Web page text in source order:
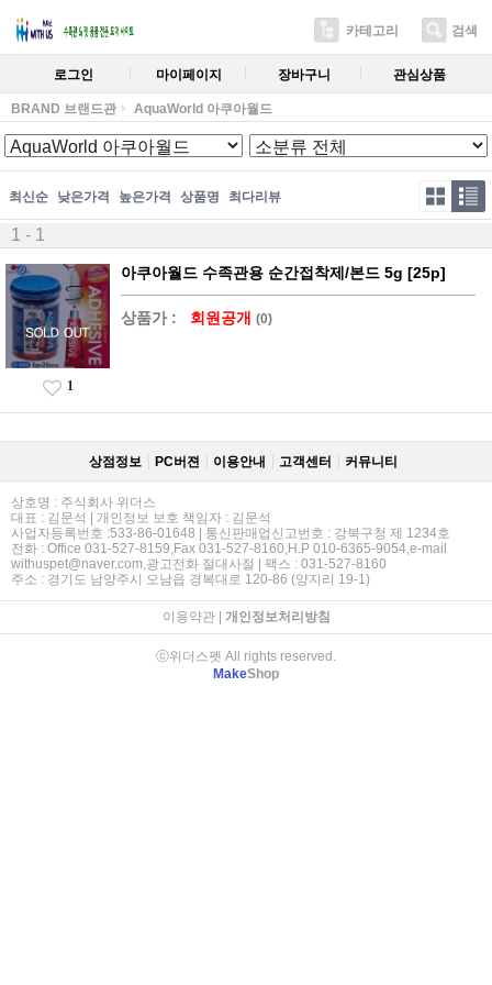
카테고리 검색
로그인 마이페이지 장바구니 관심상품
BRAND 브랜드관 AquaWorld 아쿠아월드
최신순 낮은가격 높은가격 상품명 최다리뷰
1 - 1
아쿠아월드 수족관용 순간접착제/본드 5g [25p]
상품가 : 회원공개 (0)
1
상점정보 PC버젼 이용안내 고객센터 커뮤니티
상호명 : 주식회사 위더스
대표 : 김문석 | 개인정보 보호 책임자 : 김문석
사업자등록번호 :533-86-01648 | 통신판매업신고번호 : 강북구청 제 1234호
전화 : Office 031-527-8159,Fax 031-527-8160,H.P 010-6365-9054,e-mail
withuspet@naver.com,광고전화 절대사절 | 팩스 : 031-527-8160
주소 : 경기도 남양주시 오남읍 경복대로 120-86 (양지리 19-1)
이용약관| 개인정보처리방침
ⓒ위더스펫 All rights reserved.
MakeShop